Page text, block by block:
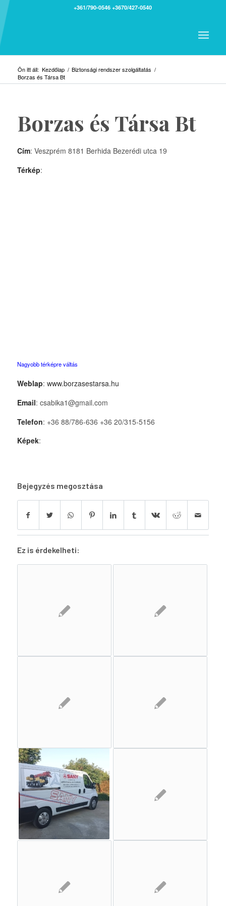
+361/790-0546 +3670/427-0540
Ön itt áll: Kezdőlap / Biztonsági rendszer szolgáltatás /
Borzas és Társa Bt
Borzas és Társa Bt
Cím: Veszprém 8181 Berhida Bezerédi utca 19
Térkép:
Nagyobb térképre váltás
Weblap: www.borzasestarsa.hu
Email: csabika1@gmail.com
Telefon: +36 88/786-636 +36 20/315-5156
Képek:
Bejegyzés megosztása
Ez is érdekelheti: